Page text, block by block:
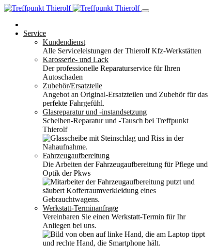
Service
Kundendienst
Alle Serviceleistungen der Thierolf Kfz-Werkstätten
Karosserie- und Lack
Der professionelle Reparaturservice für Ihren
Autoschaden
Zubehör/Ersatzteile
Angebot an Original-Ersatzteilen und Zubehör für das
perfekte Fahrgefühl.
Glasreparatur und -instandsetzung
Scheiben-Reparatur und -Tausch bei Treffpunkt
Thierolf
Fahrzeugaufbereitung
Die Arbeiten der Fahrzeugaufbereitung für Pflege und
Optik der Pkws
Werkstatt-Terminanfrage
Vereinbaren Sie einen Werkstatt-Termin für Ihr
Anliegen bei uns.